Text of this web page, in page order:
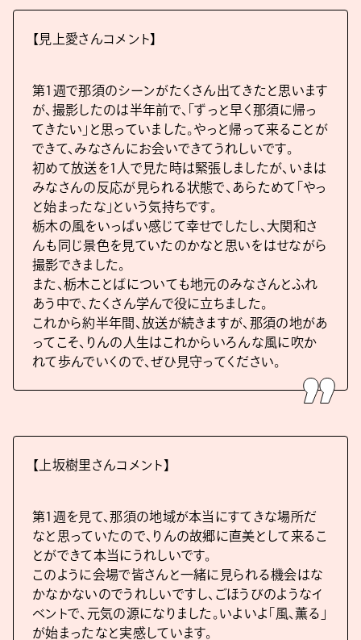
【見上愛さんコメント】
第1週で那須のシーンがたくさん出てきたと思います
が、撮影したのは半年前で、「ずっと早く那須に帰っ
てきたい」と思っていました。やっと帰って来ることが
できて、みなさんにお会いできてうれしいです。
初めて放送を1人で見た時は緊張しましたが、いまは
みなさんの反応が見られる状態で、あらためて「やっ
と始まったな」という気持ちです。
栃木の風をいっぱい感じて幸せでしたし、大関和さ
んも同じ景色を見ていたのかなと思いをはせながら
撮影できました。
また、栃木ことばについても地元のみなさんとふれ
あう中で、たくさん学んで役に立ちました。
これから約半年間、放送が続きますが、那須の地があ
ってこそ、りんの人生はこれからいろんな風に吹か
れて歩んでいくので、ぜひ見守ってください。
【上坂樹里さんコメント】
第1週を見て、那須の地域が本当にすてきな場所だ
なと思っていたので、りんの故郷に直美として来るこ
とができて本当にうれしいです。
このように会場で皆さんと一緒に見られる機会はな
かなかないのでうれしいですし、ごほうびのようなイ
ベントで、元気の源になりました。いよいよ「風、薫る」
が始まったなと実感しています。